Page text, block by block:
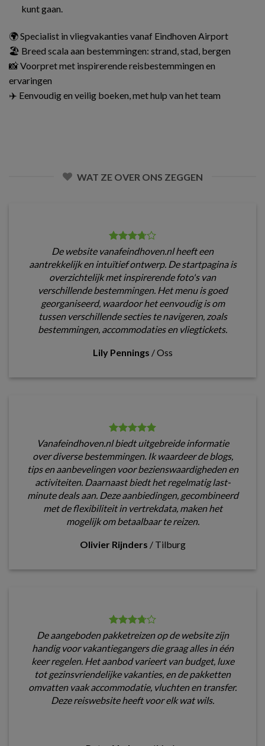
kunt gaan.
🌍 Specialist in vliegvakanties vanaf Eindhoven Airport
🏖️ Breed scala aan bestemmingen: strand, stad, bergen
📸 Voorpret met inspirerende reisbestemmingen en
ervaringen
✈️ Eenvoudig en veilig boeken, met hulp van het team
WAT ZE OVER ONS ZEGGEN
De website vanafeindhoven.nl heeft een
aantrekkelijk en intuïtief ontwerp. De startpagina is
overzichtelijk met inspirerende foto's van
verschillende bestemmingen. Het menu is goed
georganiseerd, waardoor het eenvoudig is om
tussen verschillende secties te navigeren, zoals
bestemmingen, accommodaties en vliegtickets.
Lily Pennings /Oss
Vanafeindhoven.nl biedt uitgebreide informatie
over diverse bestemmingen. Ik waardeer de blogs,
tips en aanbevelingen voor bezienswaardigheden en
activiteiten. Daarnaast biedt het regelmatig last-
minute deals aan. Deze aanbiedingen, gecombineerd
met de flexibiliteit in vertrekdata, maken het
mogelijk om betaalbaar te reizen.
Olivier Rijnders / Tilburg
De aangeboden pakketreizen op de website zijn
handig voor vakantiegangers die graag alles in één
keer regelen. Het aanbod varieert van budget, luxe
tot gezinsvriendelijke vakanties, en de pakketten
omvatten vaak accommodatie, vluchten en transfer.
Deze reiswebsite heeft voor elk wat wils.